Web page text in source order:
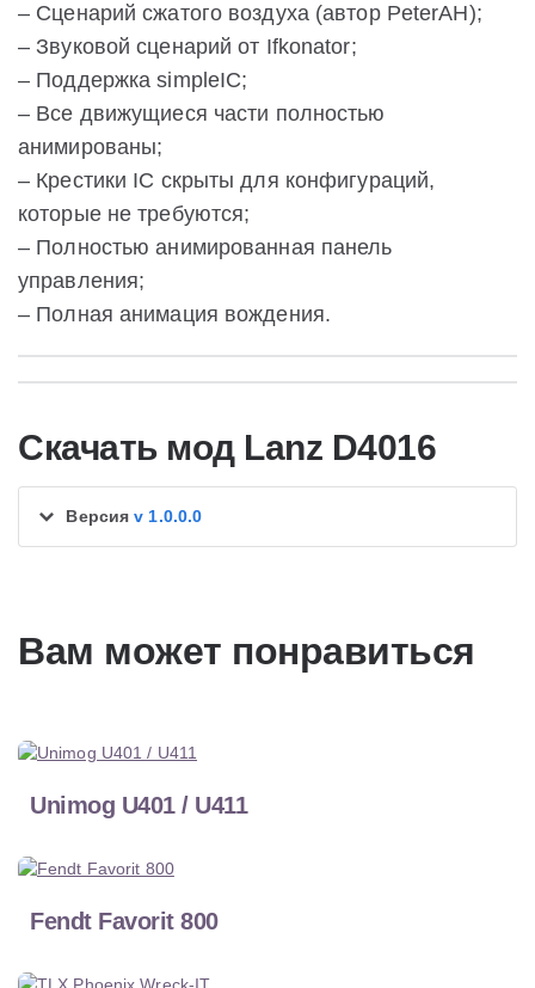
– Сценарий сжатого воздуха (автор PeterAH);
– Звуковой сценарий от Ifkonator;
– Поддержка simpleIC;
– Все движущиеся части полностью
анимированы;
– Крестики IC скрыты для конфигураций,
которые не требуются;
– Полностью анимированная панель
управления;
– Полная анимация вождения.
Скачать мод Lanz D4016
Версияv 1.0.0.0
Вам может понравиться
Unimog U401 / U411
Fendt Favorit 800